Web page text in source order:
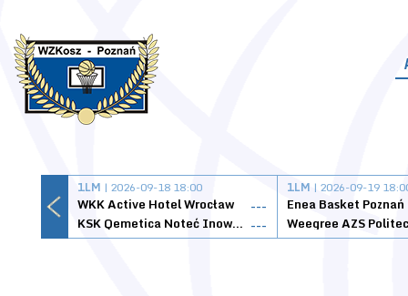
1LM | 2026-09-18 18:00
WKK Active Hotel Wrocław
---
KSK Qemetica Noteć Inowrocław ---
1LM | 2026-09-19
Enea Basket Poznań